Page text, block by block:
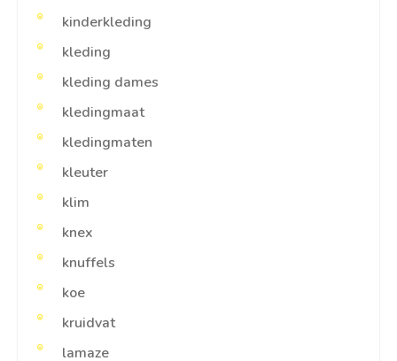
kinderkleding
kleding
kleding dames
kledingmaat
kledingmaten
kleuter
klim
knex
knuffels
koe
kruidvat
lamaze